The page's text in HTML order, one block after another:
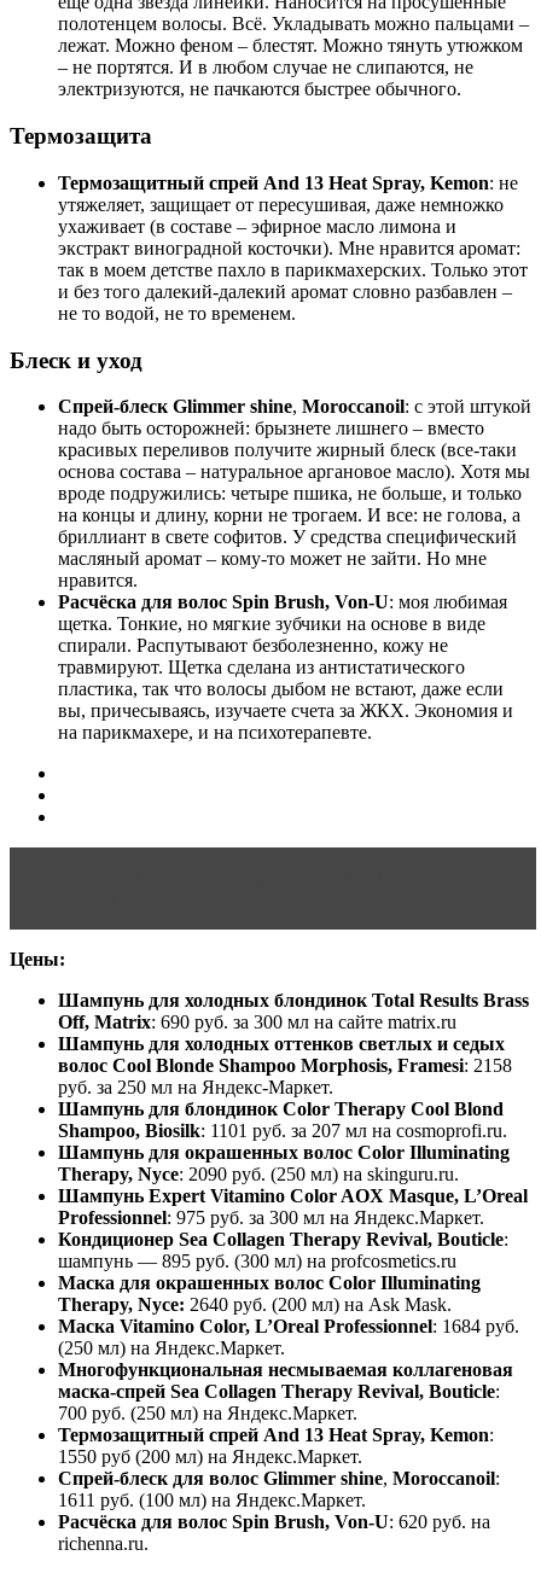
полотенцем волосы. Всё. Укладывать можно пальцами –
лежат. Можно феном – блестят. Можно тянуть утюжком
– не портятся. И в любом случае не слипаются, не
электризуются, не пачкаются быстрее обычного.
Термозащита
Термозащитный спрей And 13 Heat Spray, Kemon: не
утяжеляет, защищает от пересушивая, даже немножко
ухаживает (в составе – эфирное масло лимона и
экстракт виноградной косточки). Мне нравится аромат:
так в моем детстве пахло в парикмахерских. Только этот
и без того далекий-далекий аромат словно разбавлен –
не то водой, не то временем.
Блеск и уход
Спрей-блеск Glimmer shine, Moroccanoil: с этой штукой
надо быть осторожней: брызнете лишнего – вместо
красивых переливов получите жирный блеск (все-таки
основа состава – натуральное аргановое масло). Хотя мы
вроде подружились: четыре пшика, не больше, и только
на концы и длину, корни не трогаем. И все: не голова, а
бриллиант в свете софитов. У средства специфический
масляный аромат – кому-то может не зайти. Но мне
нравится.
Расчёска для волос Spin Brush, Von-U: моя любимая
щетка. Тонкие, но мягкие зубчики на основе в виде
спирали. Распутывают безболезненно, кожу не
травмируют. Щетка сделана из антистатического
пластика, так что волосы дыбом не встают, даже если
вы, причесываясь, изучаете счета за ЖКХ. Экономия и
на парикмахере, и на психотерапевте.
Цены:
Шампунь для холодных блондинок Total Results Brass
Off, Matrix: 690 руб. за 300 мл на сайте matrix.ru
Шампунь для холодных оттенков светлых и седых
волос Cool Blonde Shampoo Morphosis, Framesi: 2158
руб. за 250 мл на Яндекс-Маркет.
Шампунь для блондинок Color Therapy Cool Blond
Shampoo, Biosilk: 1101 руб. за 207 мл на cosmoprofi.ru.
Шампунь для окрашенных волос Color Illuminating
Therapy, Nyce: 2090 руб. (250 мл) на skinguru.ru.
Шампунь Expert Vitamino Color AOX Masque, L’Oreal
Professionnel: 975 руб. за 300 мл на Яндекс.Маркет.
Кондиционер Sea Collagen Therapy Revival, Bouticle:
шампунь — 895 руб. (300 мл) на profcosmetics.ru
Маска для окрашенных волос Color Illuminating
Therapy, Nyce: 2640 руб. (200 мл) на Ask Mask.
Маска Vitamino Color, L’Oreal Professionnel: 1684 руб.
(250 мл) на Яндекс.Маркет.
Многофункциональная несмываемая коллагеновая
маска-спрей Sea Collagen Therapy Revival, Bouticle:
700 руб. (250 мл) на Яндекс.Маркет.
Термозащитный спрей And 13 Heat Spray, Kemon:
1550 руб (200 мл) на Яндекс.Маркет.
Спрей-блеск для волос Glimmer shine, Moroccanoil:
1611 руб. (100 мл) на Яндекс.Маркет.
Расчёска для волос Spin Brush, Von-U: 620 руб. на
richenna.ru.